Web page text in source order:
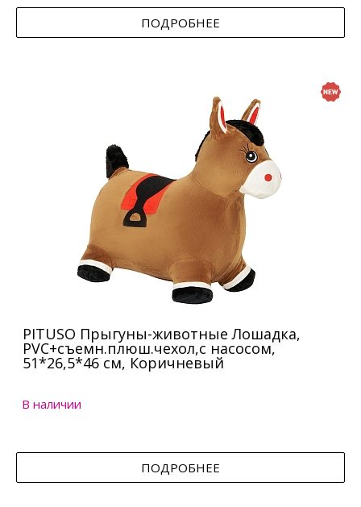
ПОДРОБНЕЕ
PITUSO Прыгуны-животные Лошадка,
PVC+съемн.плюш.чехол,с насосом,
51*26,5*46 см, Коричневый
В наличии
ПОДРОБНЕЕ